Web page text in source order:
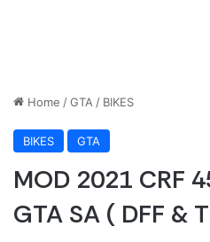
Home /GTA / BIKES
BIKES GTA
MOD 2021 CRF
GTA SA ( DFF &